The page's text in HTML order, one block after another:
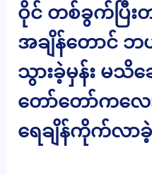
ဝိုင် တစ်ခွက်ပြီ
အချိန်တောင်
သွားခဲ့မှန်း မသိ
တော်တော်ကလ
ရေချိန်ကိုက်လ